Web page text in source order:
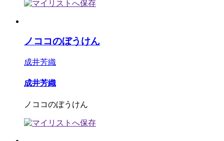
ノココのぼうけん
成井芳織
成井芳織
ノココのぼうけん